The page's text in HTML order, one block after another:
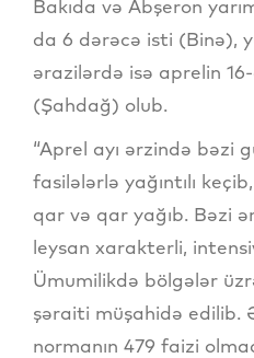
Bakıda və Abşeron
da 6 dərəcə isti (Binə),
ərazilərdə isə aprelin
(Şahdağ) olub.
“Aprel ayı ərzində bəzi
fasilələrlə yağıntılı
qar və qar yağıb. Bəzi
leysan xarakterli,
Ümumilikdə bölgələr
şəraiti müşahidə edilib.
normanın 479 faizi